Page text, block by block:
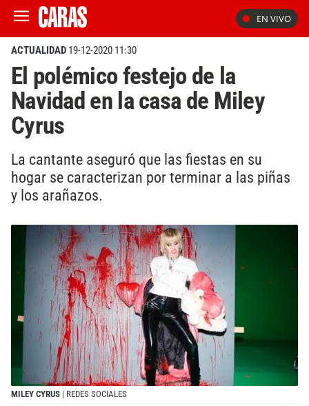
EN VIVO
ACTUALIDAD 19-12-2020 11:30
El polémico festejo de la
Navidad en la casa de Miley
Cyrus
La cantante aseguró que las fiestas en su
hogar se caracterizan por terminar a las piñas
y los arañazos.
MILEY CYRUS | REDES SOCIALES